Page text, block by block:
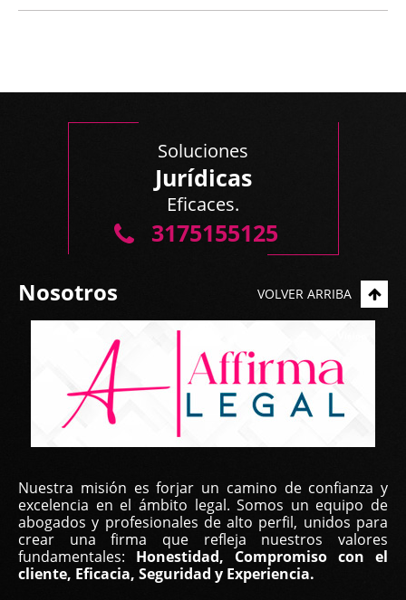
Soluciones
Jurídicas
Eficaces.
3175155125
Nosotros
Nuestra misión es forjar un camino de confianza y
excelencia en el ámbito legal. Somos un equipo de
abogados y profesionales de alto perfil, unidos para
crear una firma que refleja nuestros valores
fundamentales: Honestidad, Compromiso con el
cliente, Eficacia, Seguridad y Experiencia.
VOLVER ARRIBA